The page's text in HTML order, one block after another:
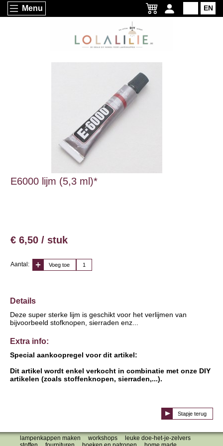
Menu EN
E6000 lijm (5,3 ml)*
€ 6,50 / stuk
Aantal: Voeg toe
Details
Deze super sterke lijm is geschikt voor het verlijmen van
bijvoorbeeld stofknopen, sierraden enz...
Extra info:
Special aankoopregel voor dit artikel:
Dit artikel wordt enkel verkocht in combinatie met onze DIY
artikelen (zoals stoffenknopen, sierraden,...).
Stapje terug
lampenkappen maken workshops
leuke doe-het-je-zelvers